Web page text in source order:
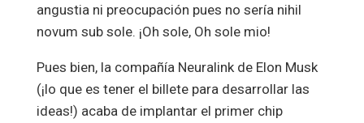
angustia ni preocupación pues no sería nihil
novum sub sole. ¡Oh sole, Oh sole mio!
Pues bien, la compañía Neuralink de Elon Musk
(¡lo que es tener el billete para desarrollar las
ideas!) acaba de implantar el primer chip